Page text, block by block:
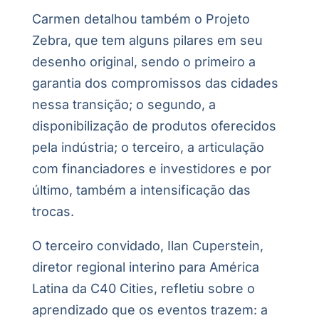
Carmen detalhou também o Projeto
Zebra, que tem alguns pilares em seu
desenho original, sendo o primeiro a
garantia dos compromissos das cidades
nessa transição; o segundo, a
disponibilização de produtos oferecidos
pela indústria; o terceiro, a articulação
com financiadores e investidores e por
último, também a intensificação das
trocas.
O terceiro convidado, Ilan Cuperstein,
diretor regional interino para América
Latina da C40 Cities, refletiu sobre o
aprendizado que os eventos trazem: a